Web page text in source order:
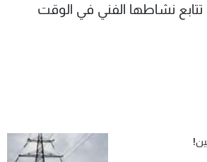
تتابع نشاطها الفني في الوقت